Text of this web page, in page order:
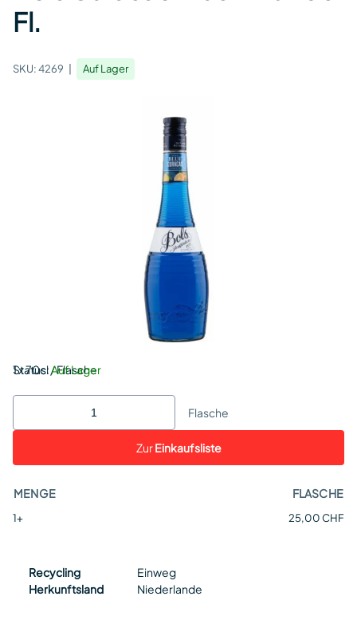
Fl.
SKU:4269 Auf Lager
Status:Auf Lager
1 x 70cl / Flasche
Flasche
ZurEinkaufsliste
MENGE FLASCHE
1+ 25,00 CHF
Recycling
Einweg
Herkunftsland
Niederlande